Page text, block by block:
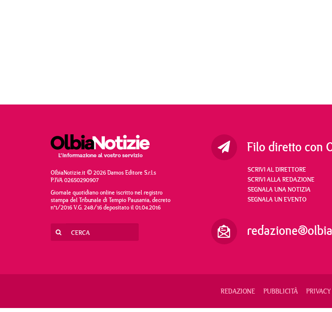
OlbiaNotizie.it © 2026 Damos Editore S.r.l.s
P.IVA 02650290907
Giornale quotidiano online iscritto nel registro
stampa del Tribunale di Tempio Pausania, decreto
n°1/2016 V.G. 248/16 depositato il 01.04.2016
Filo diretto con
SCRIVI AL DIRETTORE
SCRIVI ALLA REDAZIONE
SEGNALA UNA NOTIZIA
SEGNALA UN EVENTO
REDAZIONE PUBBLICITÀ